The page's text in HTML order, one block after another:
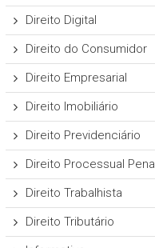
Direito Digital
Direito do Consumidor
Direito Empresarial
Direito Imobiliário
Direito Previdenciário
Direito Processual Penal
Direito Trabalhista
Direito Tributário